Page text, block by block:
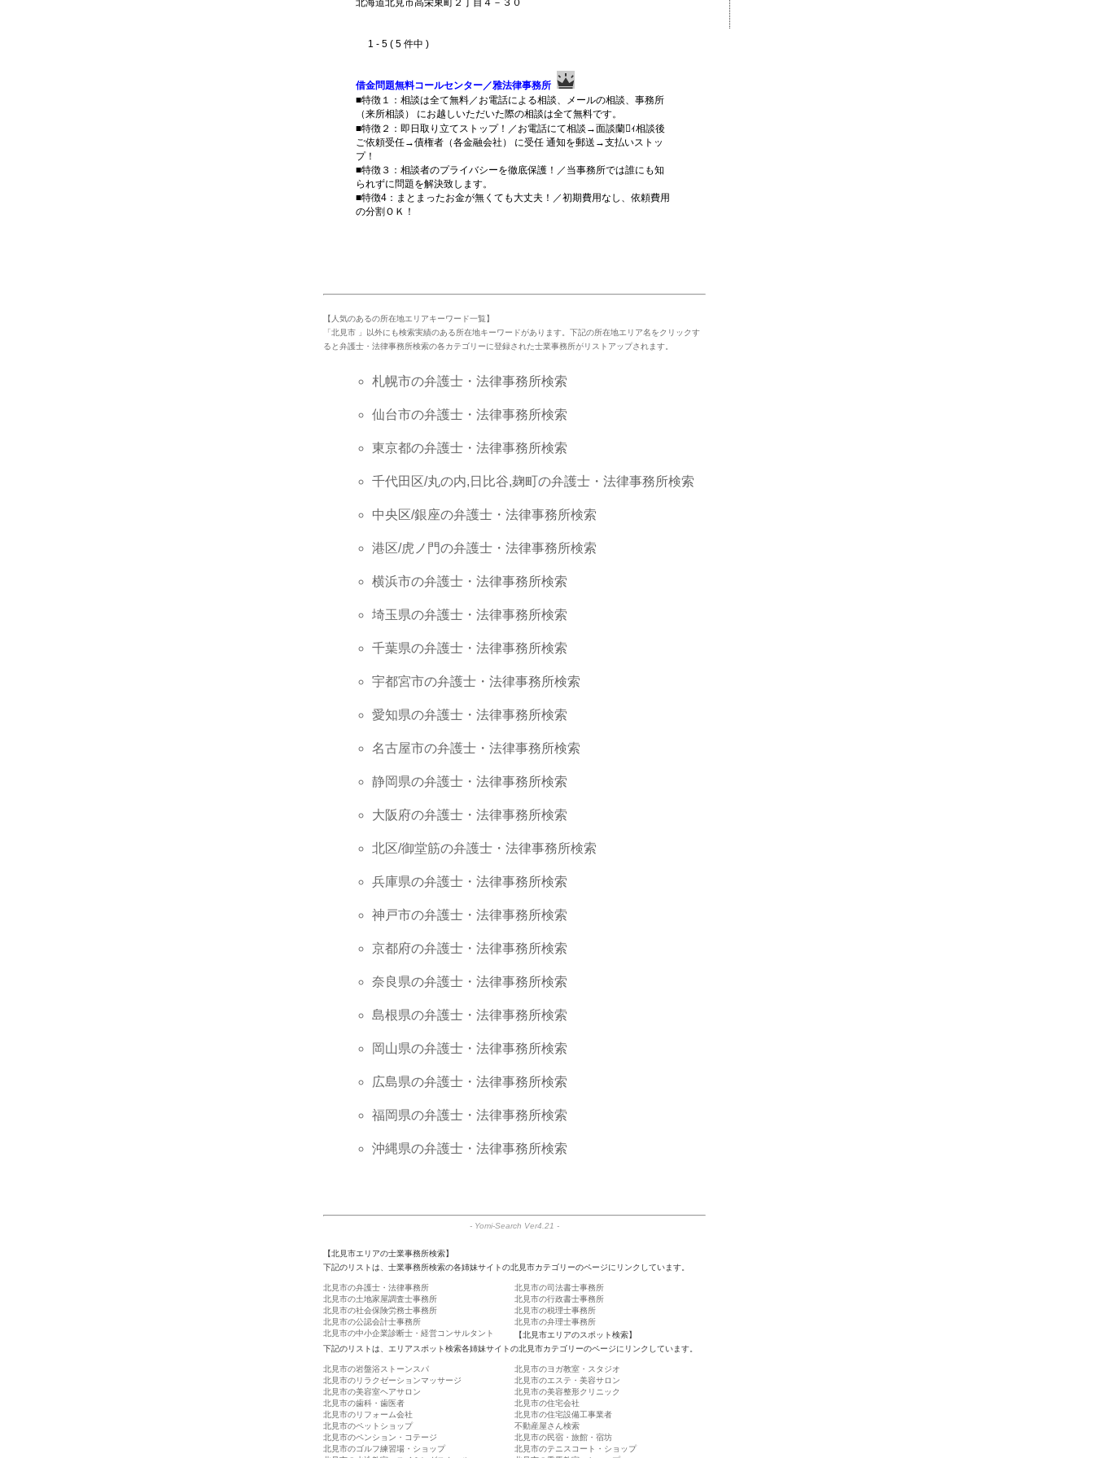
北海道北見市高栄東町２丁目４－３０
1 - 5 ( 5 件中 )
借金問題無料コールセンター／雅法律事務所
■特徴１：相談は全て無料／お電話による相談、メールの相談、事務所
（来所相談） にお越しいただいた際の相談は全て無料です。
■特徴２：即日取り立てストップ！／お電話にて相談→面談蘭ｨ相談後
ご依頼受任→債権者（各金融会社） に受任 通知を郵送→支払いストッ
プ！
■特徴３：相談者のプライバシーを徹底保護！／当事務所では誰にも知
られずに問題を解決致します。
■特徴4：まとまったお金が無くても大丈夫！／初期費用なし、依頼費用
の分割ＯＫ！
【人気のあるの所在地エリアキーワード一覧】
「北見市 」以外にも検索実績のある所在地キーワードがあります。下記の所在地エリア名をクリックす
ると弁護士・法律事務所検索の各カテゴリーに登録された士業事務所がリストアップされます。
札幌市の弁護士・法律事務所検索
仙台市の弁護士・法律事務所検索
東京都の弁護士・法律事務所検索
千代田区/丸の内,日比谷,麹町の弁護士・法律事務所検索
中央区/銀座の弁護士・法律事務所検索
港区/虎ノ門の弁護士・法律事務所検索
横浜市の弁護士・法律事務所検索
埼玉県の弁護士・法律事務所検索
千葉県の弁護士・法律事務所検索
宇都宮市の弁護士・法律事務所検索
愛知県の弁護士・法律事務所検索
名古屋市の弁護士・法律事務所検索
静岡県の弁護士・法律事務所検索
大阪府の弁護士・法律事務所検索
北区/御堂筋の弁護士・法律事務所検索
兵庫県の弁護士・法律事務所検索
神戸市の弁護士・法律事務所検索
京都府の弁護士・法律事務所検索
奈良県の弁護士・法律事務所検索
島根県の弁護士・法律事務所検索
岡山県の弁護士・法律事務所検索
広島県の弁護士・法律事務所検索
福岡県の弁護士・法律事務所検索
沖縄県の弁護士・法律事務所検索
- Yomi-Search Ver4.21 -
【北見市エリアの士業事務所検索】
下記のリストは、士業事務所検索の各姉妹サイトの北見市カテゴリーのページにリンクしています。
北見市の弁護士・法律事務所
北見市の司法書士事務所
北見市の土地家屋調査士事務所
北見市の行政書士事務所
北見市の社会保険労務士事務所
北見市の税理士事務所
北見市の公認会計士事務所
北見市の弁理士事務所
北見市の中小企業診断士・経営コンサルタント
【北見市エリアのスポット検索】
下記のリストは、エリアスポット検索各姉妹サイトの北見市カテゴリーのページにリンクしています。
北見市の岩盤浴ストーンスパ
北見市のヨガ教室・スタジオ
北見市のリラクゼーションマッサージ
北見市のエステ・美容サロン
北見市の美容室ヘアサロン
北見市の美容整形クリニック
北見市の歯科・歯医者
北見市の住宅会社
北見市のリフォーム会社
北見市の住宅設備工事業者
北見市のペットショップ
不動産屋さん検索
北見市のペンション・コテージ
北見市の民宿・旅館・宿坊
北見市のゴルフ練習場・ショップ
北見市のテニスコート・ショップ